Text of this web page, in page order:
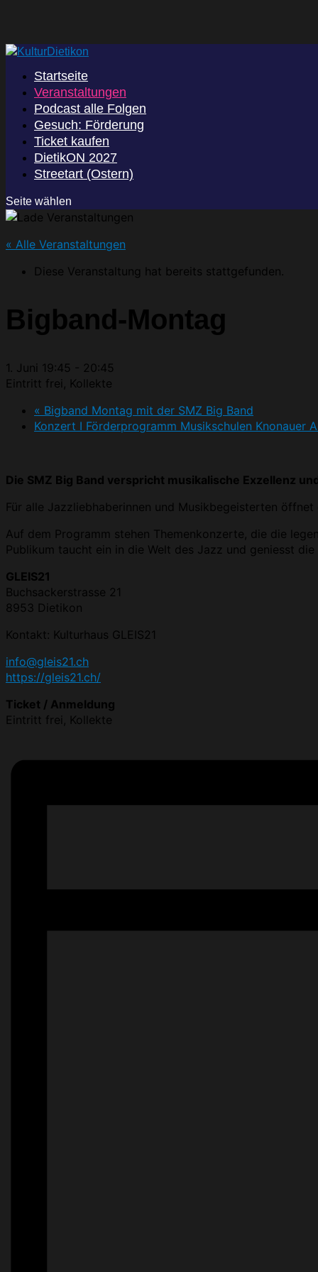
Startseite
Veranstaltungen
Podcast alle Folgen
Gesuch: Förderung
Ticket kaufen
DietikON 2027
Streetart (Ostern)
Seite wählen
« Alle Veranstaltungen
Diese Veranstaltung hat bereits stattgefunden.
Bigband-Montag
1. Juni 19:45
20:45
Eintritt frei, Kollekte
« Bigband Montag mit der SMZ Big Band
Konzert I Förderprogramm Musikschulen Knonauer
Die SMZ Big Band verspricht musikalische Exzellenz
Für alle Jazzliebhaberinnen und Musikbegeisterten
Auf dem Programm stehen Themenkonzerte, die die
Publikum taucht ein in die Welt des Jazz und geniesst
GLEIS21
Buchsackerstrasse 21
8953 Dietikon
Kontakt: Kulturhaus GLEIS21
info@gleis21.ch
https://gleis21.ch/
Ticket / Anmeldung
Eintritt frei, Kollekte